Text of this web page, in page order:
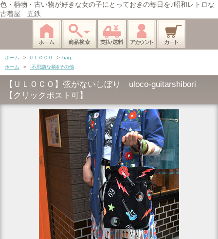
色・柄物・古い物が好きな女の子にとっておきの毎日を♪昭和レトロな
古着屋 五鉄
ホーム > ＵＬＯＣＯ > bag
ホーム
> 不思議な柄&その他
【ＵＬＯＣＯ】弦がないしぼり uloco-guitarshibori
【クリックポスト可】